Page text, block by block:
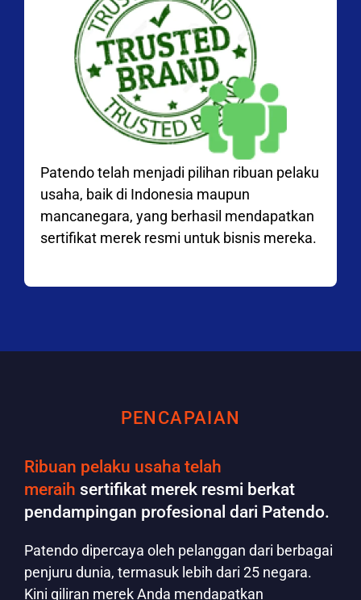
Patendo telah menjadi pilihan ribuan pelaku
usaha, baik di Indonesia maupun
mancanegara, yang berhasil mendapatkan
sertifikat merek resmi untuk bisnis mereka.
PENCAPAIAN
Ribuan pelaku usaha telah
meraih sertifikat merek resmi berkat
pendampingan profesional dari Patendo.
Patendo dipercaya oleh pelanggan dari berbagai
penjuru dunia, termasuk lebih dari 25 negara.
Kini giliran merek Anda mendapatkan